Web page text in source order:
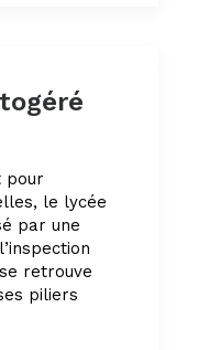
pour
le lycée
par une
retrouve
piliers